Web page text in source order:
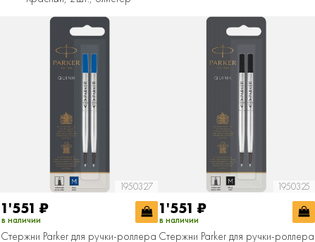
1950327
1'551₽
в наличии
Стержни Parker для ручки-роллера
1950325
1'551 ₽
в наличии
Стержни Parker для ручки-роллера